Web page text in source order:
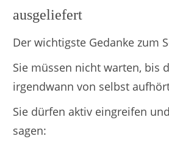
ausgeliefert
Der wichtigste Gedanke zum
Sie müssen nicht warten, bis
irgendwann von selbst
Sie dürfen aktiv eingreifen
sagen: